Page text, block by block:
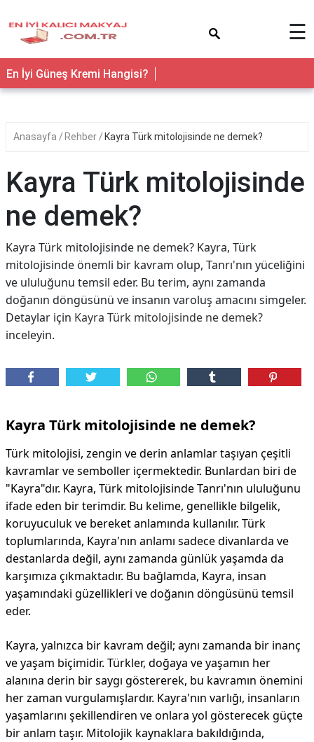
☰
En İyi Güneş Kremi Hangisi?
Anasayfa Rehber Kayra Türk mitolojisinde ne demek?
Kayra Türk mitolojisinde
ne demek?
Kayra Türk mitolojisinde ne demek? Kayra, Türk
mitolojisinde önemli bir kavram olup, Tanrı'nın yüceliğini
ve ululuğunu temsil eder. Bu terim, aynı zamanda
doğanın döngüsünü ve insanın varoluş amacını simgeler.
Detaylar için Kayra Türk mitolojisinde ne demek?
inceleyin.
Kayra Türk mitolojisinde ne demek?
Türk mitolojisi, zengin ve derin anlamlar taşıyan çeşitli
kavramlar ve semboller içermektedir. Bunlardan biri de
"Kayra"dır. Kayra, Türk mitolojisinde Tanrı'nın ululuğunu
ifade eden bir terimdir. Bu kelime, genellikle bilgelik,
koruyuculuk ve bereket anlamında kullanılır. Türk
toplumlarında, Kayra'nın anlamı sadece divanlarda ve
destanlarda değil, aynı zamanda günlük yaşamda da
karşımıza çıkmaktadır. Bu bağlamda, Kayra, insan
yaşamındaki güzellikleri ve doğanın döngüsünü temsil
eder.
Kayra, yalnızca bir kavram değil; aynı zamanda bir inanç
ve yaşam biçimidir. Türkler, doğaya ve yaşamın her
alanına derin bir saygı göstererek, bu kavramın önemini
her zaman vurgulamışlardır. Kayra'nın varlığı, insanların
yaşamlarını şekillendiren ve onlara yol gösterecek güçte
bir anlam taşır. Mitolojik kaynaklara bakıldığında,